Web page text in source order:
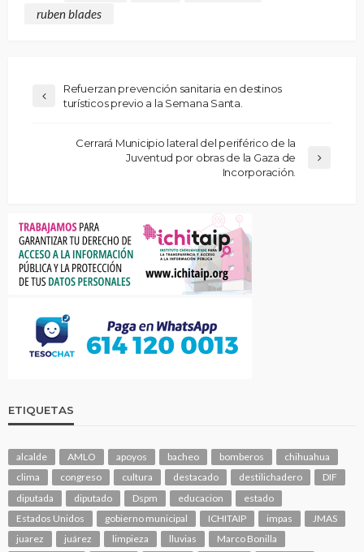
ruben blades
Refuerzan prevención sanitaria en destinos
turísticos previo a la Semana Santa.
Cerrará Municipio lateral del periférico de la
Juventud por obras de la Gaza de
Incorporación.
ETIQUETAS
alcalde AMLO apoyos bacheo bomberos
chihuahua
clima
congreso cultura destacado destilichadero
DIF
diputada
diputado Dspm educacion
estado
Estados Unidos
gobierno municipal ICHITAIP impas
JMAS
juarez
juárez limpieza lluvias
Marco Bonilla